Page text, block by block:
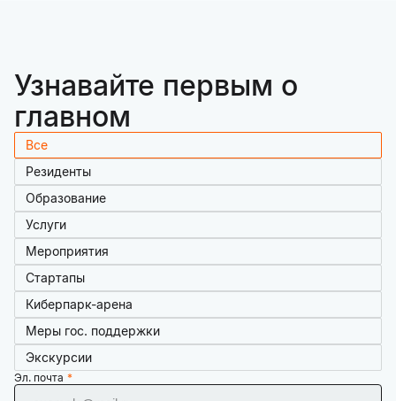
Узнавайте первым о
главном
Все
Резиденты
Образование
Услуги
Мероприятия
Стартапы
Киберпарк-арена
Меры гос. поддержки
Экскурсии
Эл. почта